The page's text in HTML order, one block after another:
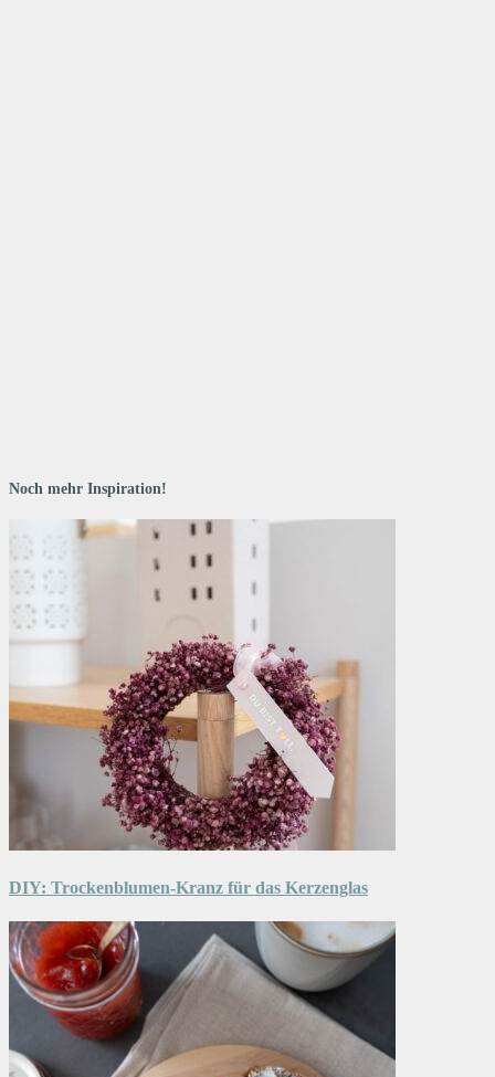
Noch mehr Inspiration!
DIY: Trockenblumen-Kranz für das Kerzenglas